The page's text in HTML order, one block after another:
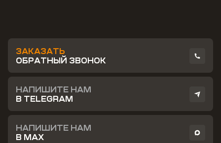
ЗАКАЗАТЬ
ОБРАТНЫЙ ЗВОНОК
НАПИШИТЕ НАМ
В TELEGRAM
НАПИШИТЕ НАМ
В MAX